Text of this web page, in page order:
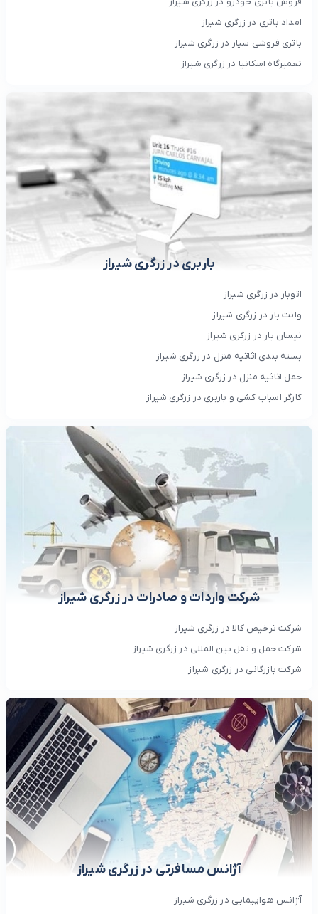
امداد باتری در زرگری شیراز
باتری فروشی سیار در زرگری شیراز
تعمیرگاه اسکانیا در زرگری شیراز
باربری در زرگری شیراز
اتوبار در زرگری شیراز
وانت بار در زرگری شیراز
نیسان بار در زرگری شیراز
بسته بندی اثاثیه منزل در زرگری شیراز
حمل اثاثیه منزل در زرگری شیراز
کارگر اسباب کشی و باربری در زرگری شیراز
شرکت واردات و صادرات در زرگری شیراز
شرکت ترخیص کالا در زرگری شیراز
شرکت حمل و نقل بین المللی در زرگری شیراز
شرکت بازرگانی در زرگری شیراز
آژانس مسافرتی در زرگری شیراز
آژانس هواپیمایی در زرگری شیراز